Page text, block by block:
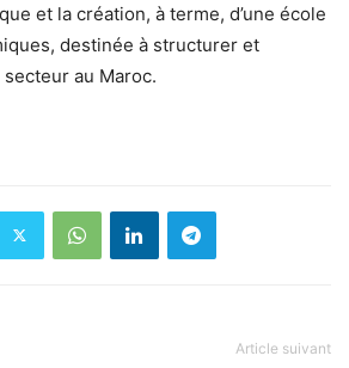
et la création, à terme, d’une école
destinée à structurer et
au Maroc.
Article suivant